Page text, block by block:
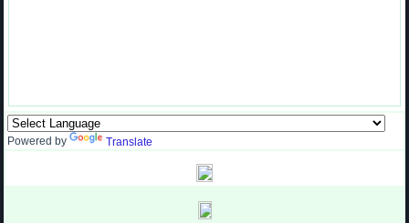
Powered by Translate